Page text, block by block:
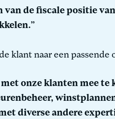
de fiscale positie
klant naar een passende
onze klanten mee te
diverse andere